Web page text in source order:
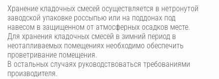
Хранение кладочных смесей осуществляется в нетронутой
заводской упаковке россыпью или на поддонах под
навесом в защищенном от атмосферных осадков месте.
Для хранения кладочных смесей в зимний период в
неотапливаемых помещениях необходимо обеспечить
проветривание помещения.
В остальных случаях руководствоваться требованиями
производителя.